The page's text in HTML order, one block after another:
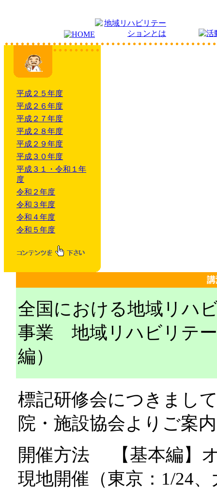
平成２５年度
平成２６年度
平成２７年度
平成２８年度
平成２９年度
平成３０年度
平成３１・令和１年
度
令和２年度
令和３年度
令和４年度
令和５年度
全国における地域リハ
事業 地域リハビリテ
編）
標記研修会につきまし
院・施設協会よりご案
開催方法 【基本編】
現地開催（東京：1/24、